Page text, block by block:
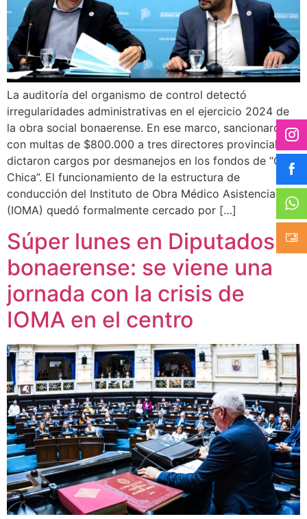
La auditoría del organismo de control detectó
irregularidades administrativas en el ejercicio 2024 de
la obra social bonaerense. En ese marco, sancionaron
con multas de $800.000 a tres directores provinciales y
dictaron cargos por desmanejos en los fondos de “Caja
Chica”. El funcionamiento de la estructura de
conducción del Instituto de Obra Médico Asistencial
(IOMA) quedó formalmente cercado por […]
Súper lunes en Diputados
bonaerense: se viene una
jornada con la crisis de
IOMA en el centro